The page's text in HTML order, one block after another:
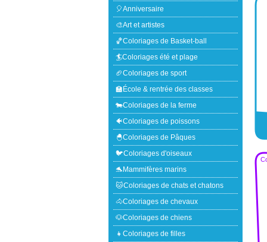
🎈Anniversaire
🎨Art et artistes
🏀Coloriages de Basket-ball
🏄Coloriages été et plage
🏈Coloriages de sport
🏫École & rentrée des classes
🐄Coloriages de la ferme
🐠Coloriages de poissons
🐣Coloriages de Pâques
🐦Coloriages d'oiseaux
🐬Mammifères marins
🐱Coloriages de chats et chatons
🐴Coloriages de chevaux
🐶Coloriages de chiens
👧Coloriages de filles